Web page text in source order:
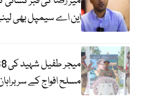
این اے سیمپل بھی
مسلح افواج کے